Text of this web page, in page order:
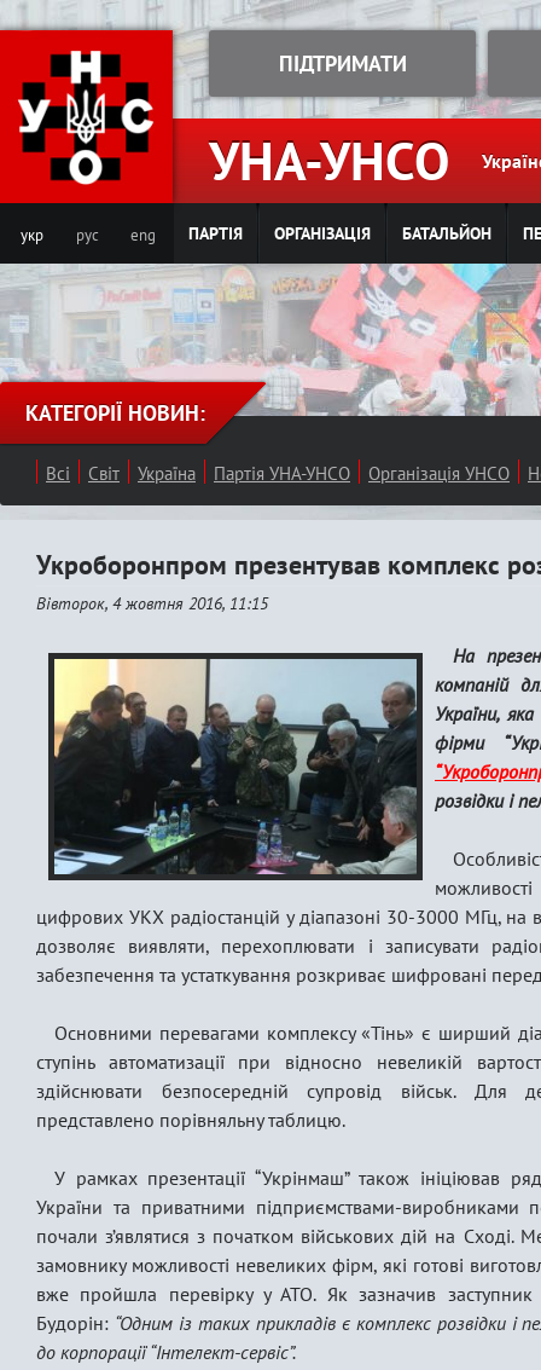
Jump to navigation
УНА-УНСО
ПІДТРИМАТИ
укр рус eng ПАРТІЯ ОРГАНІЗАЦІЯ БАТАЛЬЙОН
КАТЕГОРІЇ НОВИН:
Всі Світ Україна Партія УНА-УНСО Організація УНСО
Укроборонпром презентував комплекс
Вівторок, 4 жовтня 2016, 11:15
На
компаній
України,
фірми
розвідки і
цифрових УКХ радіостанцій у діапазоні 30-3000 МГц, на
дозволяє виявляти, перехоплювати і записувати
забезпечення та устаткування розкриває шифровані
Основними перевагами комплексу «Тінь» є ширший
ступінь автоматизації при відносно невеликій
здійснювати безпосередній супровід військ. Для
представлено порівняльну таблицю.
У рамках презентації “Укрінмаш” також ініціював
України та приватними підприємствами-виробниками
почали з’являтися з початком військових дій на Сході.
замовнику можливості невеликих фірм, які готові
вже пройшла перевірку у АТО. Як зазначив
Будорін: “Одним із таких прикладів є комплекс розвідки і
до корпорації “Інтелект-сервіс”.